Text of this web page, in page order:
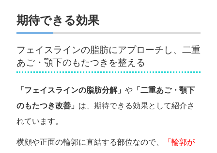
期待できる効果
フェイスラインの脂肪にアプローチし、二重
あご・顎下のもたつきを整える
「フェイスラインの脂肪分解」 や「二重あご・顎下
のもたつき改善」 は、期待できる効果として紹介さ
れています。
横顔や正面の輪郭に直結する部位なので、
「輪郭が